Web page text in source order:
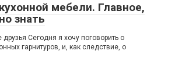
мебели. Главное,
знать
друзья Сегодня я хочу поговорить о
гарнитуров, и, как следствие, о